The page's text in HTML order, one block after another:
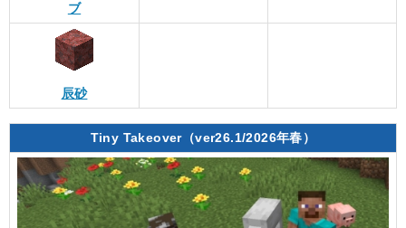
ブ
辰砂
Tiny Takeover（ver26.1/2026年春）